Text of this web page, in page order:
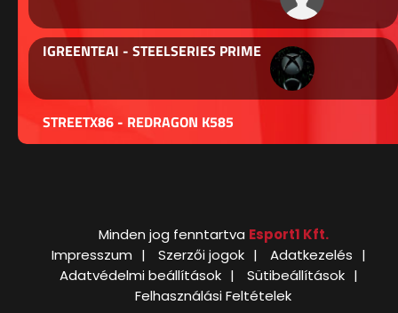
IGREENTEAI - STEELSERIES PRIME
STREETX86 - REDRAGON K585
Minden jog fenntartva Esport1 Kft.
Impresszum
Szerzői jogok
Adatkezelés
Adatvédelmi beállítások
Sütibeállítások
Felhasználási Feltételek